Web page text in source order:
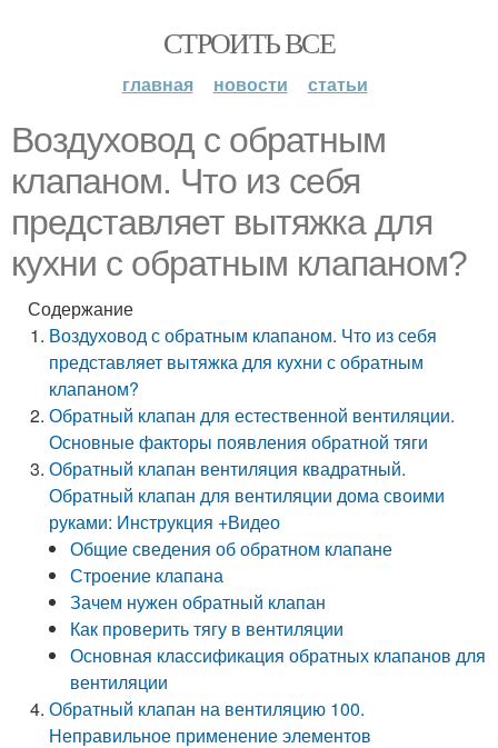
СТРОИТЬ ВСЕ
главная новости статьи
Воздуховод с обратным
клапаном. Что из себя
представляет вытяжка для
кухни с обратным клапаном?
Содержание
Воздуховод с обратным клапаном. Что из себя
представляет вытяжка для кухни с обратным
клапаном?
Обратный клапан для естественной вентиляции.
Основные факторы появления обратной тяги
Обратный клапан вентиляция квадратный.
Обратный клапан для вентиляции дома своими
руками: Инструкция +Видео
Общие сведения об обратном клапане
Строение клапана
Зачем нужен обратный клапан
Как проверить тягу в вентиляции
Основная классификация обратных клапанов для
вентиляции
Обратный клапан на вентиляцию 100.
Неправильное применение элементов